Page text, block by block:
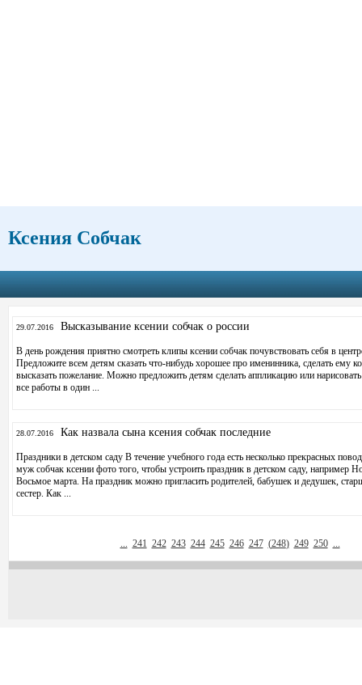
Ксения Собчак
29.07.2016 Высказывание ксении собчак о россии
В день рождения приятно смотреть клипы ксении собчак почувствовать себя в
Предложите всем детям сказать что-нибудь хорошее про именинника, сделать ему
высказать пожелание. Можно предложить детям сделать аппликацию или
все работы в один ...
28.07.2016 Как назвала сына ксения собчак последние
Праздники в детском саду В течение учебного года есть несколько прекрасных
муж собчак ксении фото того, чтобы устроить праздник в детском саду, например
Восьмое марта. На праздник можно пригласить родителей, бабушек и дедушек,
сестер. Как ...
... 241 242 243 244 245 246 247 (248) 249 250 ...